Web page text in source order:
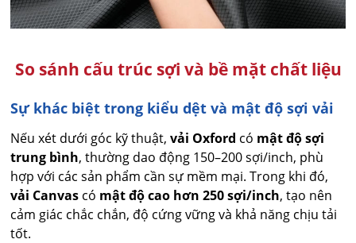
So sánh cấu trúc sợi và bề mặt chất liệu
Sự khác biệt trong kiểu dệt và mật độ sợi vải
Nếu xét dưới góc kỹ thuật,vải Oxford có mật độ sợi
trung bình, thường dao động 150–200 sợi/inch, phù
hợp với các sản phẩm cần sự mềm mại. Trong khi đó,
vải Canvas có mật độ cao hơn 250 sợi/inch, tạo nên
cảm giác chắc chắn, độ cứng vững và khả năng chịu tải
tốt.